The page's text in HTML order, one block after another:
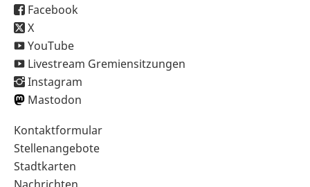
Facebook
X
YouTube
Livestream Gremiensitzungen
Instagram
Mastodon
Sekundärnavigation
im
Fußbereich
Kontaktformular
Stellenangebote
Stadtkarten